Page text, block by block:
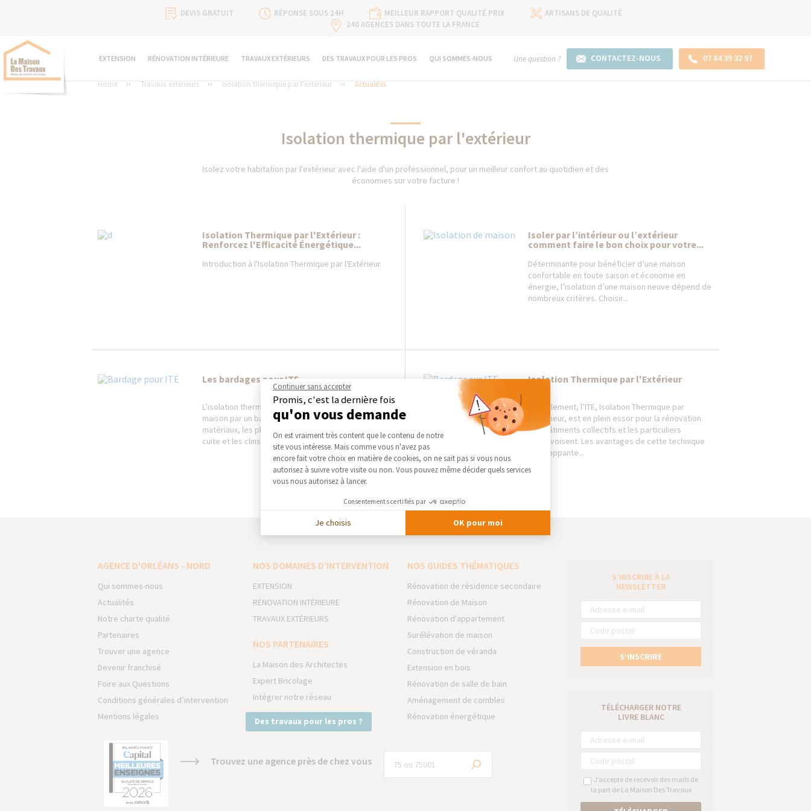
DEVIS GRATUIT RÉPONSE SOUS 24H MEILLEUR RAPPORT QUALITÉ PRIX
ARTISANS DE QUALITÉ
240 AGENCES DANS TOUTE LA FRANCE
EXTENSION RÉNOVATION INTÉRIEURE TRAVAUX EXTÉRIEURS DES TRAVAUX POUR LES PROS QUI SOMMES-NOUS Une question ? CONTACTEZ-NOUS 07 84 39 32 97
Home Travaux extérieurs Isolation thermique par l'extérieur Actualités
Isolation thermique par l'extérieur
Isolez votre habitation par l'extérieur avec l'aide d'un professionnel, pour un meilleur confort au quotidien et des
économies sur votre facture !
Isolation Thermique par l'Extérieur :
Renforcez l'Efficacité Énergétique...
Introduction à l'Isolation Thermique par l'Extérieur
Isoler par l’intérieur ou l’extérieur
comment faire le bon choix pour votre...
Déterminante pour bénéficier d’une maison
confortable en toute saison et économe en
énergie, l’isolation d’une maison neuve dépend de
nombreux critères. Choisir...
Les bardages pour ITE
L’isolation thermique par l’extérieur, ou ITE, de la
maison par un bardage s’effectue avec divers
matériaux, les plus prisés étant le bois, la terre
cuite et les clins fibres-ciment. Le...
Isolation Thermique par l'Extérieur
Actuellement, l’ITE, Isolation Thermique par
l’Extérieur, est en plein essor pour la rénovation
des bâtiments collectifs et les particuliers
l’apprivoisent. Les avantages de cette technique
enveloppante...
AGENCE D'ORLÉANS - NORD
Qui sommes-nous
Actualités
Notre charte qualité
Partenaires
Trouver une agence
Devenir franchisé
Foire aux Questions
Conditions générales d’intervention
Mentions légales
NOS DOMAINES D’INTERVENTION
EXTENSION
RÉNOVATION INTÉRIEURE
TRAVAUX EXTÉRIEURS
NOS PARTENAIRES
La Maison des Architectes
Expert Bricolage
Intégrer notre réseau
Des travaux pour les pros ?
NOS GUIDES THÉMATIQUES
Rénovation de résidence secondaire
Rénovation de Maison
Rénovation d'appartement
Surélévation de maison
Construction de véranda
Extension en bois
Rénovation de salle de bain
Aménagement de combles
Rénovation énergétique
Trouvez une agence près de chez vous
S’INSCRIRE À LA
NEWSLETTER
S’INSCRIRE
TÉLÉCHARGER NOTRE
LIVRE BLANC
J’accepte de recevoir des mails de
la part de La Maison Des Travaux
Continuer sans accepter
Promis, c'est la dernière fois
qu'on vous demande
Plateforme de Gestion du Consentement : Personnalisez vos Options
On est vraiment très content que le contenu de notre
site vous intéresse. Mais comme vous n'avez pas
encore fait votre choix en matière de cookies, on ne sait pas si vous nous
autorisez à suivre votre visite ou non. Vous pouvez même décider quels services
vous nous autorisez à lancer.
Consentements certifiés par
Je choisis OK pour moi
Axeptio consent